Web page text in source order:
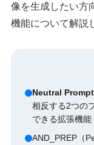
像を生成したい方
機能について解説
Neutral Prompt
相反する2つの
できる拡張機能
AND_PREP（